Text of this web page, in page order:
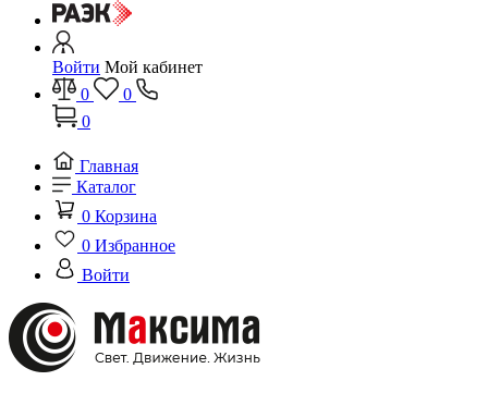
Войти Мой кабинет
0
0
0
Главная
Каталог
0 Корзина
0 Избранное
Войти